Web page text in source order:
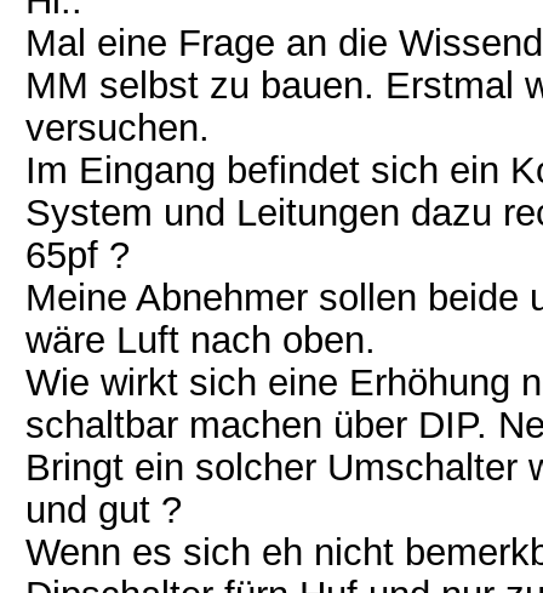
Mal eine Frage an die
MM selbst zu bauen. Erstmal
versuchen.
Im Eingang befindet sich ein
System und Leitungen dazu
65pf ?
Meine Abnehmer sollen beide
wäre Luft nach oben.
Wie wirkt sich eine Erhöhung
schaltbar machen über DIP.
Bringt ein solcher Umschalter
und gut ?
Wenn es sich eh nicht